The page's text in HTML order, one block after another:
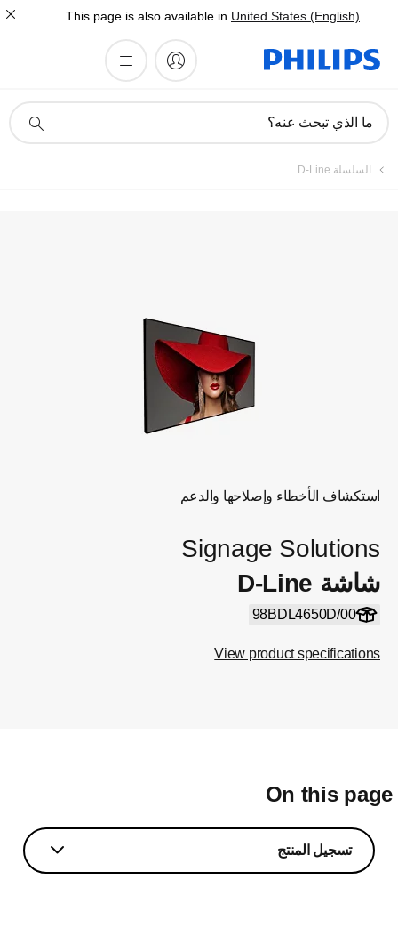
This page is also available in United States (English)
دعم
ما الذي تبحث عنه؟
السلسلة D-Line
استكشاف الأخطاء وإصلاحها والدعم
Signage Solutions
شاشة D-Line
98BDL4650D/00
View product specifications
On this
تسجيل المنتج